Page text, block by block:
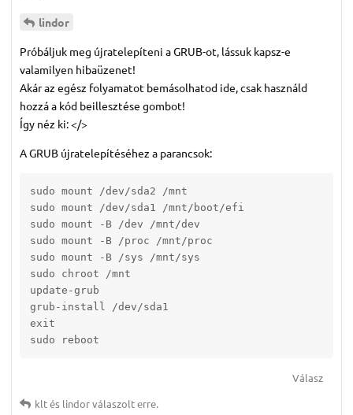
lindor
Próbáljuk meg újratelepíteni a GRUB-ot, lássuk kapsz-e
valamilyen hibaüzenet!
Akár az egész folyamatot bemásolhatod ide, csak használd
hozzá a kód beillesztése gombot!
Így néz ki: </>
A GRUB újratelepítéséhez a parancsok:
sudo mount /dev/sda2 /mnt
sudo mount /dev/sda1 /mnt/boot/efi
sudo mount -B /dev /mnt/dev
sudo mount -B /proc /mnt/proc
sudo mount -B /sys /mnt/sys
sudo chroot /mnt
update-grub
grub-install /dev/sda1
exit
sudo reboot
Válasz
kltés lindorválaszolt erre.